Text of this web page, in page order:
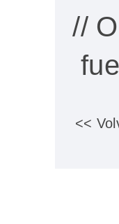
//
<<